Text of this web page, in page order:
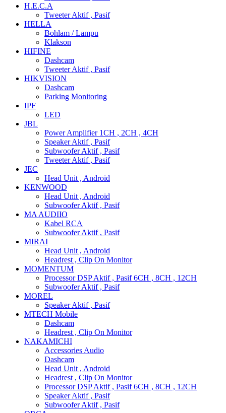
H.E.C.A
Tweeter Aktif , Pasif
HELLA
Bohlam / Lampu
Klakson
HIFINE
Dashcam
Tweeter Aktif , Pasif
HIKVISION
Dashcam
Parking Monitoring
IPF
LED
JBL
Power Amplifier 1CH , 2CH , 4CH
Speaker Aktif , Pasif
Subwoofer Aktif , Pasif
Tweeter Aktif , Pasif
JEC
Head Unit , Android
KENWOOD
Head Unit , Android
Subwoofer Aktif , Pasif
MA AUDIIO
Kabel RCA
Subwoofer Aktif , Pasif
MIRAI
Head Unit , Android
Headrest , Clip On Monitor
MOMENTUM
Processor DSP Aktif , Pasif 6CH , 8CH , 12CH
Subwoofer Aktif , Pasif
MOREL
Speaker Aktif , Pasif
MTECH Mobile
Dashcam
Headrest , Clip On Monitor
NAKAMICHI
Accessories Audio
Dashcam
Head Unit , Android
Headrest , Clip On Monitor
Processor DSP Aktif , Pasif 6CH , 8CH , 12CH
Speaker Aktif , Pasif
Subwoofer Aktif , Pasif